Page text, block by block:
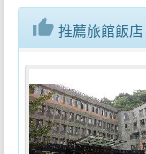
thumb_up 推薦旅館飯店